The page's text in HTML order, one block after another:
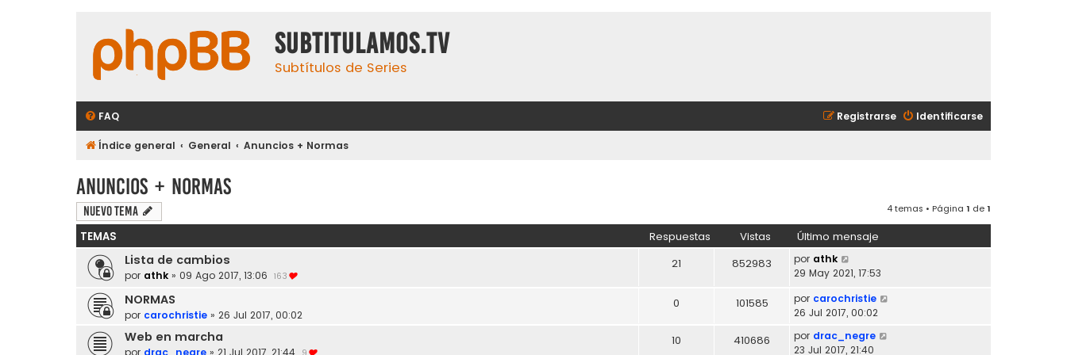
subtitulamos.tv
Subtítulos de Series
FAQ Identificarse
Registrarse
Índice general General Anuncios + Normas
Anuncios + Normas
Nuevo Tema 4 temas • Página 1 de1
TEMAS Respuestas Vistas Último mensaje
Lista de cambios
por athk » 09 Ago 2017, 13:06 163
21 852983 por athk
29 May 2021, 17:53
NORMAS
por carochristie » 26 Jul 2017, 00:02
0 101585 por carochristie
26 Jul 2017, 00:02
Web en marcha
por drac_negre » 21 Jul 2017, 21:44
10 410686 por drac_negre
23 Jul 2017, 21:40